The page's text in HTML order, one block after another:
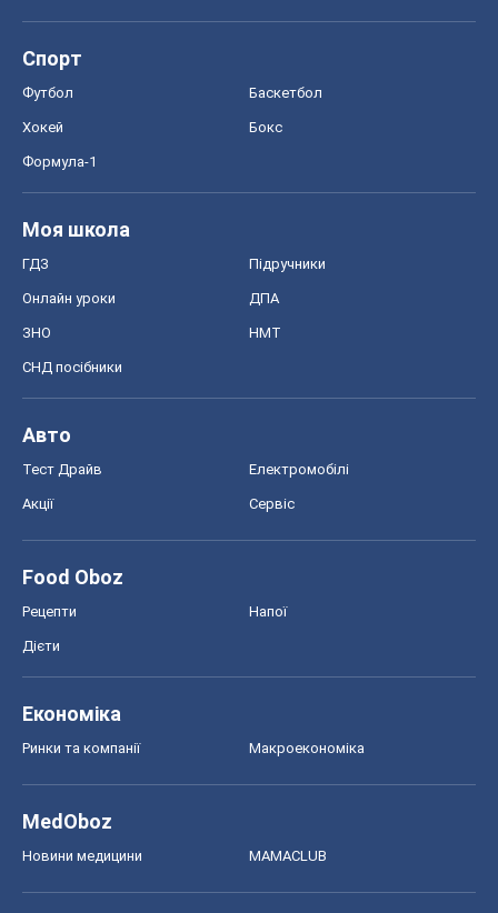
Спорт
Футбол Баскетбол
Хокей Бокс
Формула-1
Моя школа
ГДЗ Підручники
Онлайн уроки ДПА
ЗНО НМТ
СНД посібники
Авто
Тест Драйв Електромобілі
Акції Сервіс
Food Oboz
Рецепти Напої
Дієти
Економіка
Ринки та компанії Макроекономіка
MedOboz
Новини медицини MAMACLUB